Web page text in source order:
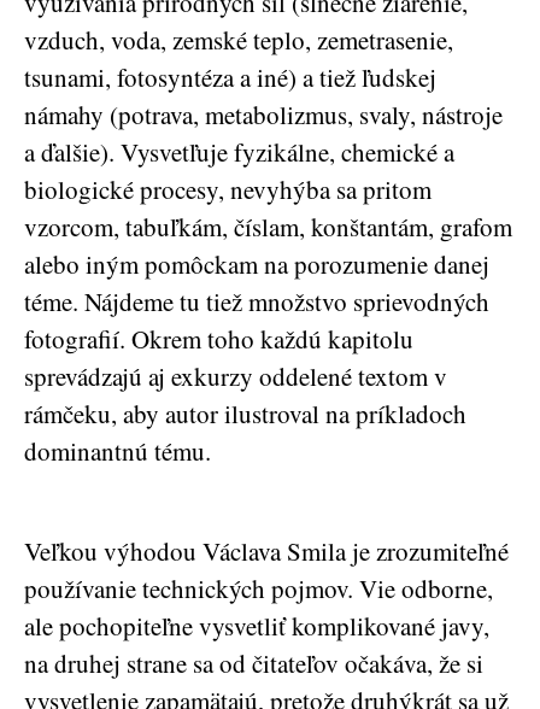
vzduch, voda, zemské teplo, zemetrasenie,
tsunami, fotosyntéza a iné) a tiež ľudskej
námahy (potrava, metabolizmus, svaly, nástroje
a ďalšie). Vysvetľuje fyzikálne, chemické a
biologické procesy, nevyhýba sa pritom
vzorcom, tabuľkám, číslam, konštantám, grafom
alebo iným pomôckam na porozumenie danej
téme. Nájdeme tu tiež množstvo sprievodných
fotografií. Okrem toho každú kapitolu
sprevádzajú aj exkurzy oddelené textom v
rámčeku, aby autor ilustroval na príkladoch
dominantnú tému.
Veľkou výhodou Václava Smila je zrozumiteľné
používanie technických pojmov. Vie odborne,
ale pochopiteľne vysvetliť komplikované javy,
na druhej strane sa od čitateľov očakáva, že si
vysvetlenie zapamätajú, pretože druhýkrát sa už